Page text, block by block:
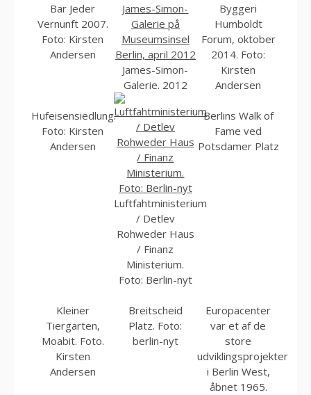
Bar Jeder
Vernunft 2007.
Foto: Kirsten
Andersen
James-Simon-
Galerie. 2012
Byggeri
Humboldt
Forum, oktober
2014. Foto:
Kirsten
Andersen
Hufeisensiedlung.
Foto: Kirsten
Andersen
Luftfahtministerium
/ Detlev
Rohweder Haus
/ Finanz
Ministerium.
Foto: Berlin-nyt
Berlins Walk of
Fame ved
Potsdamer Platz
Kleiner
Tiergarten,
Moabit. Foto.
Kirsten
Andersen
Breitscheid
Platz. Foto:
berlin-nyt
Europacenter
var et af de
store
udviklingsprojekter
i Berlin West,
åbnet 1965.